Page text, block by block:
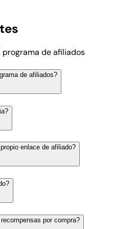
de afiliados
de afiliados?
enlace de afiliado?
por compra?